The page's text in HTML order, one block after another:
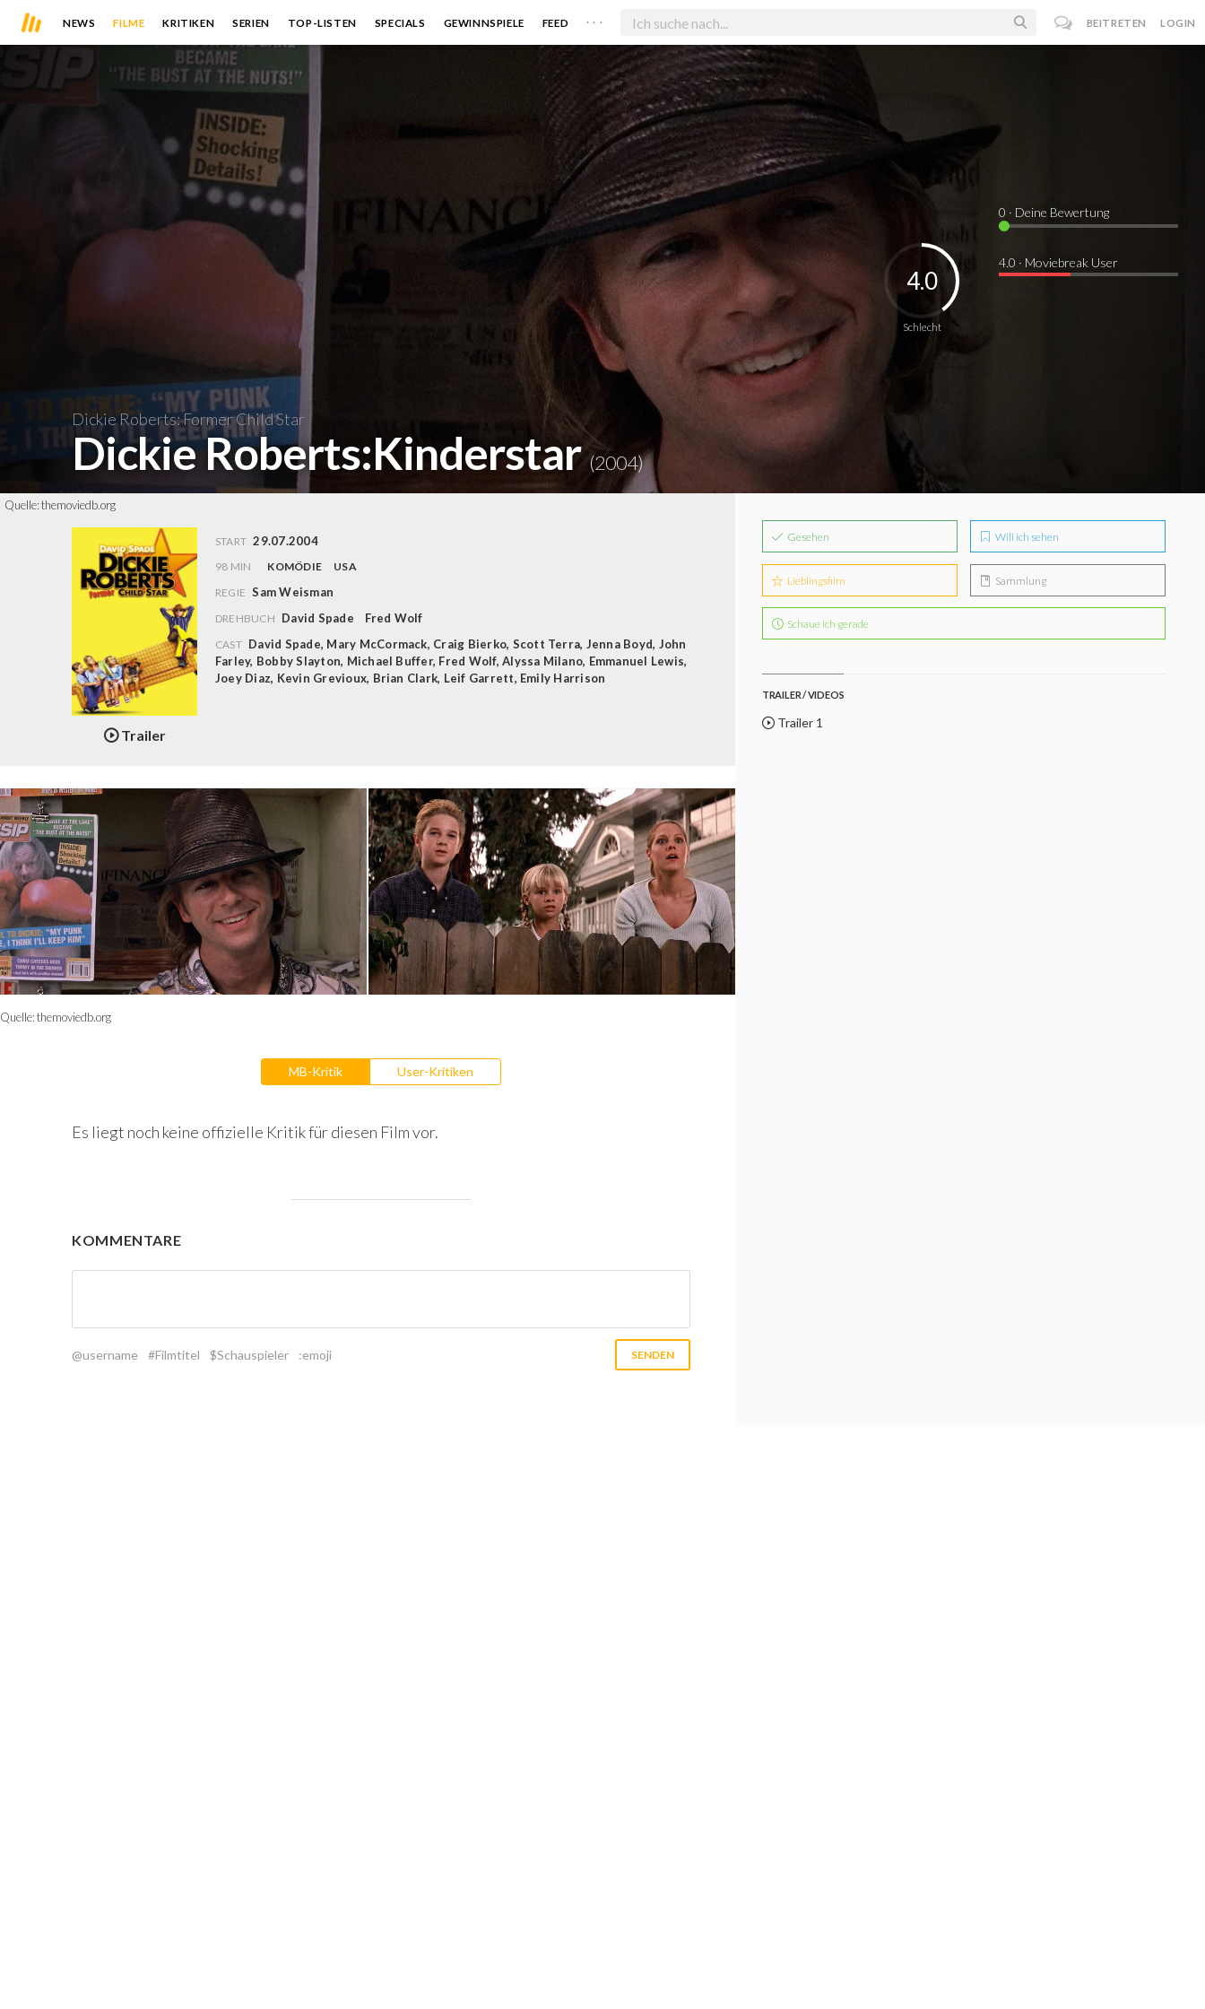
NEWS FILME KRITIKEN SERIEN TOP-LISTEN SPECIALS GEWINNSPIELE FEED . . . BEITRETEN LOGIN
Dickie Roberts: Former Child Star
Dickie Roberts:Kinderstar(2004)
Schlecht
4.0
0 · Deine Bewertung
4.0 · Moviebreak User
Quelle:themoviedb.org
Trailer
START 29.07.2004
98 MIN KOMÖDIE
USA
REGIE Sam Weisman
DREHBUCH David Spade Fred Wolf
CAST David Spade, Mary McCormack, Craig Bierko, Scott Terra, Jenna Boyd, John
Farley, Bobby Slayton, Michael Buffer, Fred Wolf,Alyssa Milano, Emmanuel Lewis,
Joey Diaz, Kevin Grevioux, Brian Clark, Leif Garrett, Emily Harrison
Quelle:themoviedb.org
MB-Kritik User-Kritiken
Es liegt noch keine offizielle Kritik für diesen Film vor.
KOMMENTARE
@username #Filmtitel $Schauspieler :emoji
Gesehen Will ich sehen
Lieblingsfilm Sammlung
Schaue ich gerade
TRAILER / VIDEOS
Trailer 1